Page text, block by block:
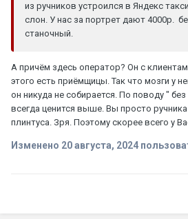
из ручников устроился в Яндекс
слон. У нас за портрет дают 4000р.
станочный.
А причём здесь оператор? Он с
этого есть приёмщицы. Так что мозги у
он никуда не собирается. По поводу "
всегда ценится выше. Вы просто
плинтуса. Зря. Поэтому скорее всего у
Изменено 20 августа, 2024